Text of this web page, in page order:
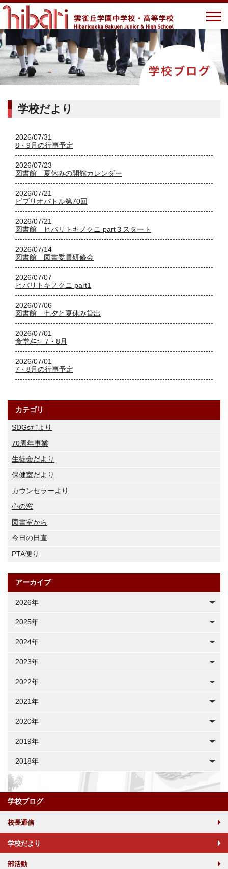
学校だより
2026/07/31
8・9月の行事予定
2026/07/23
図書館 夏休みの開館カレンダー
2026/07/21
ビブリオバトル第70回
2026/07/21
図書館 ヒバリトキノクニ part３スタート
2026/07/14
図書館 図書委員研修会
2026/07/07
ヒバリトキノクニ part1
2026/07/06
図書館 七夕と夏休み貸出
2026/07/01
食堂ﾒﾆｭ‐ 7・8月
2026/07/01
7・8月の行事予定
カテゴリ
SDGsだより
70周年事業
生徒会だより
保健室だより
カウンセラーより
心の窓
図書室から
今日の日直
PTA便り
アーカイブ
2026年
2025年
2024年
2023年
2022年
2021年
2020年
2019年
2018年
学校ブログ
校長通信
学校だより
部活動